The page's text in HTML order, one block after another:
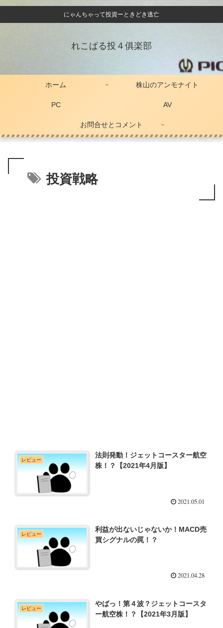
にゃんちゃって投資ーときどき逃亡
れこぱる投４俱楽部
ホーム 株山のアンモナイト
PC AV
お問合せとコメント
投資戦略
レビュー
法則発動！ジェットコースター航空
株！？【2021年4月版】
2021.05.01
レビュー
利益が出ないじゃないか！MACD売
買シグナルの罠！？
2021.04.28
レビュー
やばっ！第４波？ジェットコースタ
ー航空株！？【2021年3月版】